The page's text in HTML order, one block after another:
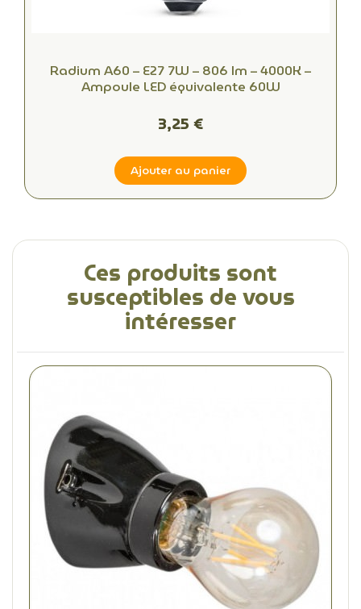
Radium A60 – E27 7W – 806 lm – 4000K –
Ampoule LED équivalente 60W
3,25 €
Ajouter au panier
Ces produits sont
susceptibles de vous
intéresser